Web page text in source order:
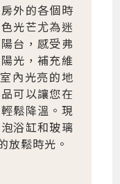
外的各個時
光芒尤為迷
台，感受弗
光，補充維
內光亮的地
可以讓您在
鬆降溫。現
浴缸和玻璃
放鬆時光。